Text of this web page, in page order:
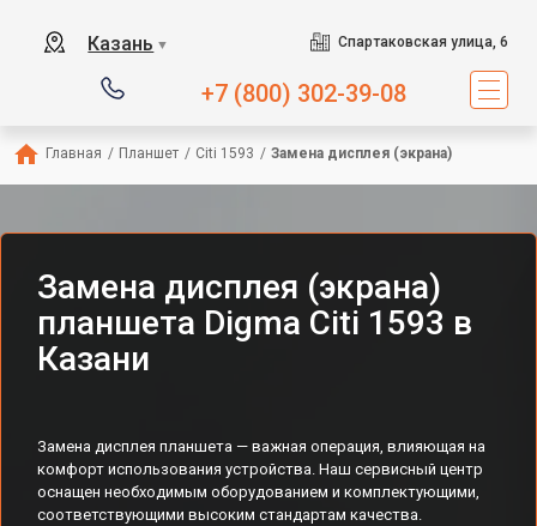
Казань ▼ Спартаковская улица, 6
+7 (800) 302-39-08
Главная / Планшет / Citi 1593 / Замена дисплея (экрана)
Замена дисплея (экрана)
планшета Digma Citi 1593 в
Казани
Замена дисплея планшета — важная операция, влияющая на
комфорт использования устройства. Наш сервисный центр
оснащен необходимым оборудованием и комплектующими,
соответствующими высоким стандартам качества.